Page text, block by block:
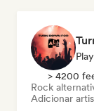
> 4200
Rock
Adicionar